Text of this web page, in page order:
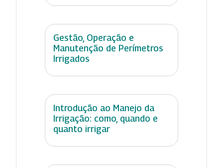
Gestão, Operação e
Manutenção de Perímetros
Irrigados
Introdução ao Manejo da
Irrigação: como, quando e
quanto irrigar